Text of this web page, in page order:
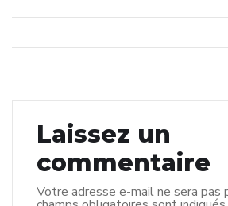
Laissez un
commentaire
Votre adresse e-mail ne sera pas